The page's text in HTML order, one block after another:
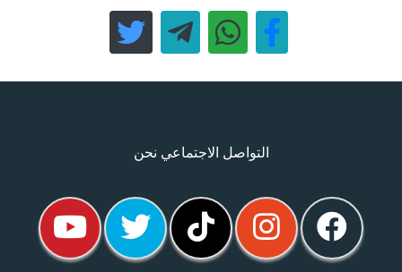
التواصل الاجتماعي نحن